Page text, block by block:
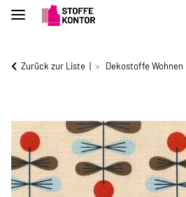
Zurück zur Liste Dekostoffe Wohnen